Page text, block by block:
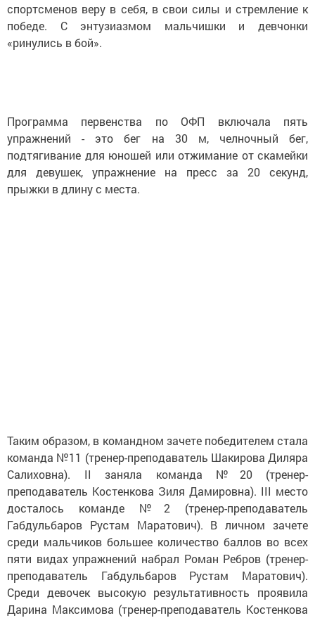
спортсменов веру в себя, в свои силы и стремление к
победе. С энтузиазмом мальчишки и девчонки
«ринулись в бой».
Программа первенства по ОФП включала пять
упражнений - это бег на 30 м, челночный бег,
подтягивание для юношей или отжимание от скамейки
для девушек, упражнение на пресс за 20 секунд,
прыжки в длину с места.
Таким образом, в командном зачете победителем стала
команда №11 (тренер-преподаватель Шакирова Диляра
Салиховна). II заняла команда №20 (тренер-
преподаватель Костенкова Зиля Дамировна). III место
досталось команде №2 (тренер-преподаватель
Габдульбаров Рустам Маратович). В личном зачете
среди мальчиков большее количество баллов во всех
пяти видах упражнений набрал Роман Ребров (тренер-
преподаватель Габдульбаров Рустам Маратович).
Среди девочек высокую результативность проявила
Дарина Максимова (тренер-преподаватель Костенкова